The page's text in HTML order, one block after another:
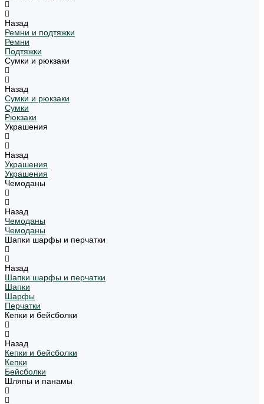
Назад
Ремни и подтяжки
Ремни
Подтяжки
Сумки и рюкзаки
Назад
Сумки и рюкзаки
Сумки
Рюкзаки
Украшения
Назад
Украшения
Украшения
Чемоданы
Назад
Чемоданы
Чемоданы
Шапки шарфы и перчатки
Назад
Шапки шарфы и перчатки
Шапки
Шарфы
Перчатки
Кепки и бейсболки
Назад
Кепки и бейсболки
Кепки
Бейсболки
Шляпы и панамы